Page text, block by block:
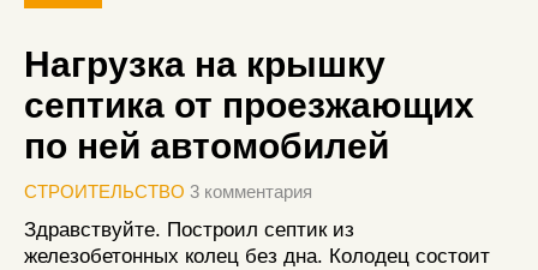
Нагрузка на крышку
септика от проезжающих
по ней автомобилей
СТРОИТЕЛЬСТВО 3 комментария
Здравствуйте. Построил септик из
железобетонных колец без дна. Колодец состоит